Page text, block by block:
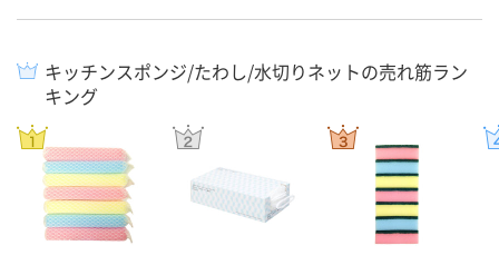
キッチンスポンジ/たわし/水切りネットの売れ筋ラン
キング